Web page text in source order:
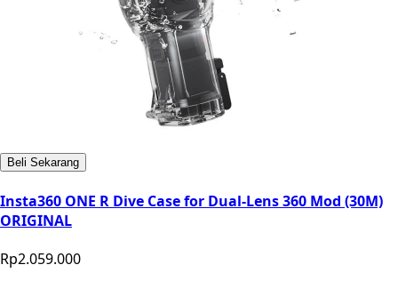
Beli Sekarang
Insta360 ONE R Dive Case for Dual-Lens 360 Mod (30M)
ORIGINAL
Rp2.059.000